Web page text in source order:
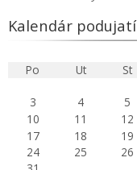
Kalendár podujatí
Po
Ut St
3
4 5
10
11 12
17
18 19
24
25 26